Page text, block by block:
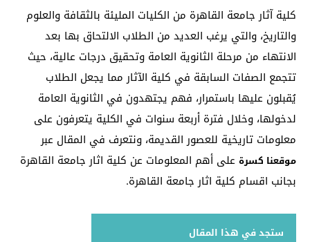
كلية آثار جامعة القاهرة من الكليات المليئة بالثقافة والعلوم
والتاريخ، والتي يرغب العديد من الطلاب الالتحاق بها بعد
الانتهاء من مرحلة الثانوية العامة وتحقيق درجات عالية، حيث
تتجمع الصفات السابقة في كلية الآثار مما يجعل الطلاب
يُقبلون عليها باستمرار، فهم يجتهدون في الثانوية العامة
لدخولها، وخلال فترة أربعة سنوات في الكلية يتعرفون على
معلومات تاريخية للعصور القديمة، ونتعرف في المقال عبر
موقعنا كسرة على أهم المعلومات عن كلية اثار جامعة القاهرة
بجانب اقسام كلية اثار جامعة القاهرة.
ستجد في هذا المقال